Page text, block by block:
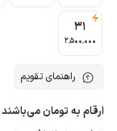
31
2٬500٬000
راهنمای تقویم
ارقام به تومان می‌باشند